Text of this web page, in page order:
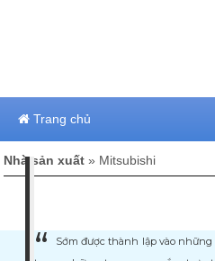
Trang chủ
Nhà sản xuất » Mitsubishi
Sớm được thành lập vào